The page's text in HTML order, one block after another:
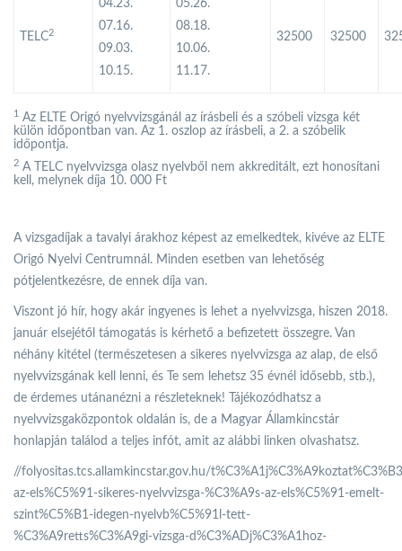
TELC2
04.23.
07.16.
09.03.
10.15.
05.26.
08.18.
10.06.
11.17.
32500 32500
1 Az ELTE Origó nyelvvizsgánál az írásbeli és a szóbeli vizsga két
külön időpontban van. Az 1. oszlop az írásbeli, a 2. a szóbelik
időpontja.
2 A TELC nyelvvizsga olasz nyelvből nem akkreditált, ezt honosítani
kell, melynek díja 10. 000 Ft
A vizsgadíjak a tavalyi árakhoz képest az emelkedtek, kivéve az ELTE
Origó Nyelvi Centrumnál. Minden esetben van lehetőség
pótjelentkezésre, de ennek díja van.
Viszont jó hír, hogy akár ingyenes is lehet a nyelvvizsga, hiszen 2018.
január elsejétől támogatás is kérhető a befizetett összegre. Van
néhány kitétel (természetesen a sikeres nyelvvizsga az alap, de első
nyelvvizsgának kell lenni, és Te sem lehetsz 35 évnél idősebb, stb.),
de érdemes utánanézni a részleteknek! Tájékozódhatsz a
nyelvvizsgaközpontok oldalán is, de a Magyar Államkincstár
honlapján találod a teljes infót, amit az alábbi linken olvashatsz.
//folyositas.tcs.allamkincstar.gov.hu/
az-els%C5%91-sikeres-nyelvvizsga-%C3%A9s-az-els%C5%91-emelt-
szint%C5%B1-idegen-nyelvb%C5%91l-tett-
%C3%A9retts%C3%A9gi-vizsga-d%C3%ADj%C3%A1hoz-